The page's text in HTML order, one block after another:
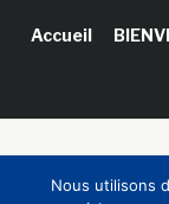
Accueil
Nous utilisons